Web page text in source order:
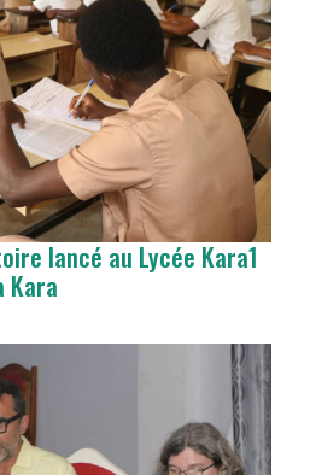
lancé au Lycée Kara1
Kara